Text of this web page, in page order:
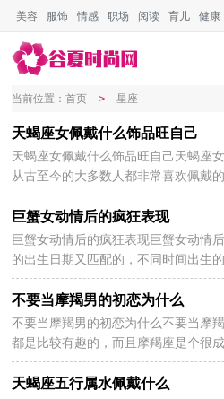
美容 服饰 情感 职场 阅读 育儿 健康
当前位置：首页 > 星座
天蝎座女佩戴什么饰品旺自己
天蝎座女佩戴什么饰品旺自己天蝎座
从古至今的大多数人都非常喜欢佩戴
意也很多，不过想要佩戴饰品旺自己
巨蟹女动情后的疯狂表现
巨蟹女动情后的疯狂表现巨蟹女动情
的出生日期又匹配的，不同时间出生
运，所以很多的人都会去关注星座来
不要当摩羯男的初恋为什么
不要当摩羯男的初恋为什么不要当摩
都是比较有趣的，而且摩羯座是个很
们的人都应该很清楚他们到底是个什
天蝎座五行属水佩戴什么